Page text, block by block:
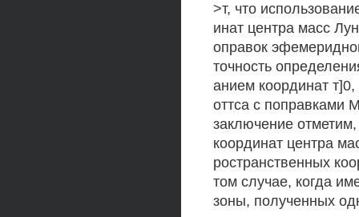
>т, что
инат центра масс
оправок
точность
анием координат
оттса с поправками
заключение
координат центра
ространственных
том случае, когда
зоны, полученных